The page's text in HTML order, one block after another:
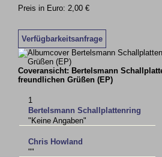
Preis in Euro: 2,00 €
Verfügbarkeitsanfrage
Coveransicht: Bertelsmann
freundlichen Grüßen (EP)
1
Bertelsmann Schallplattenring
"Keine Angaben"
Chris Howland
""